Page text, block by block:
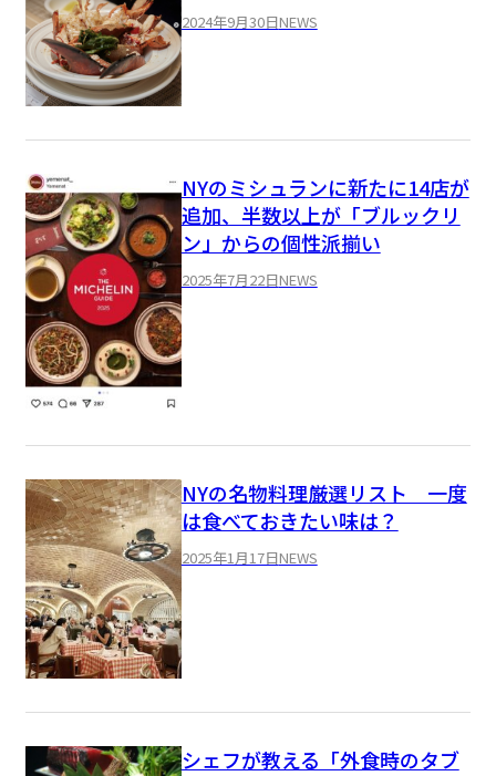
2024年9月30日NEWS
NYのミシュランに新たに14店が
追加、半数以上が「ブルックリ
ン」からの個性派揃い
2025年7月22日NEWS
NYの名物料理厳選リスト 一度
は食べておきたい味は？
2025年1月17日NEWS
シェフが教える「外食時のタブ